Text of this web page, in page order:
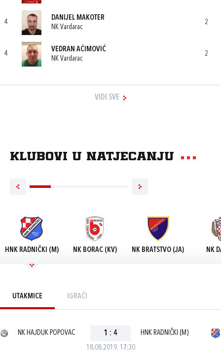
4
DANIJEL MAKOTER
NK Vardarac
2
4
VEDRAN AĆIMOVIĆ
NK Vardarac
2
VIDI SVE
Klubovi u natjecanju
HNK RADNIČKI (M) NK BORAC (KV) NK BRATSTVO (JA) NK
UTAKMICE IGRAČI
18.08.2019. 17:30
NK HAJDUK POPOVAC 1 : 4 HNK RADNIČKI (M)